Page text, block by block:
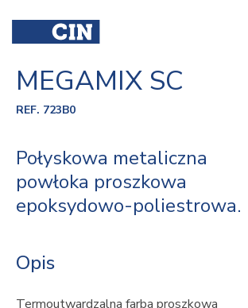
MEGAMIX SC
REF. 723B0
Połyskowa metaliczna
powłoka proszkowa
epoksydowo-poliestrowa.
Opis
Termoutwardzalna farba proszkowa